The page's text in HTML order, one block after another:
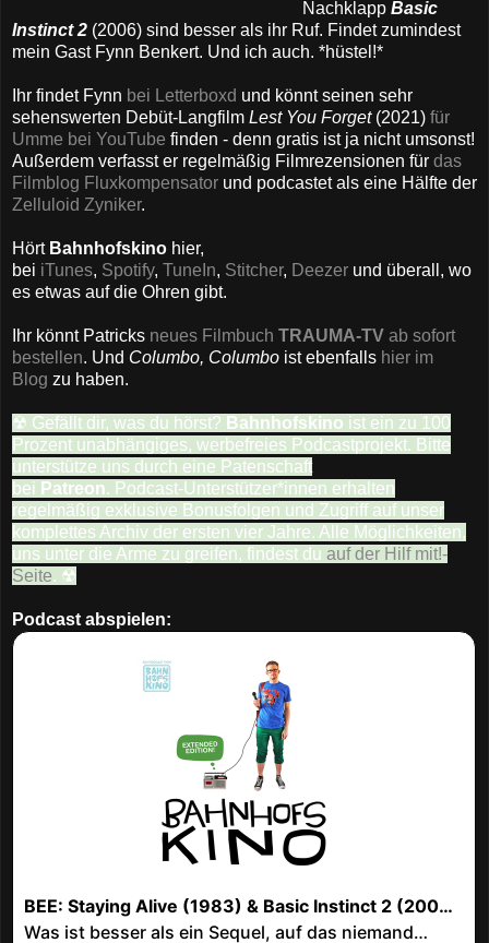
Nachklapp Basic
Instinct 2 (2006) sind besser als ihr Ruf. Findet zumindest
mein Gast Fynn Benkert. Und ich auch. *hüstel!*
Ihr findet Fynn bei Letterboxd und könnt seinen sehr
sehenswerten Debüt-Langfilm Lest You Forget(2021) für
Umme bei YouTube finden - denn gratis ist ja nicht umsonst!
Außerdem verfasst er regelmäßig Filmrezensionen für das
Filmblog Fluxkompensator und podcastet als eine Hälfte der
Zelluloid Zyniker.
Hört Bahnhofskino hier,
bei iTunes, Spotify, TuneIn, Stitcher, Deezer und überall, wo
es etwas auf die Ohren gibt.
Ihr könnt Patricks neues Filmbuch TRAUMA-TV ab sofort
bestellen. Und Columbo, Columbo ist ebenfalls hier im
Blog zu haben.
☢ Gefällt dir, was du hörst? Bahnhofskino ist ein zu 100
Prozent unabhängiges, werbefreies Podcastprojekt. Bitte
unterstütze uns durch eine Patenschaft
bei Patreon. Podcast-Unterstützer*innen erhalten
regelmäßig exklusive Bonusfolgen und Zugriff auf unser
komplettes Archiv der ersten vier Jahre. Alle Möglichkeiten,
uns unter die Arme zu greifen, findest du auf der Hilf mit!-
Seite. ☢
Podcast abspielen: